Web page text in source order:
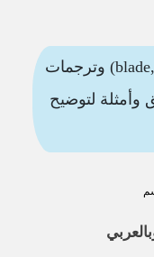
معنى ريشة بالانجليزي (blade, feather) وترجمات
وأمثلة لتوضيح